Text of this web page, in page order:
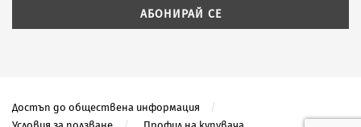
Достъп до обществена информация